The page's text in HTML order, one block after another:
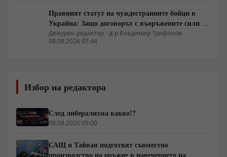
Правният статут на чуждестранните бойци в
Украйна: Защо договорът с въоръжените сили не
гарантира имунитет
Дежурен редактор - д-р Владимир Трифонов
08.08.2026 07:44
Избор на редактора
След либерализма какво!?
08.08.2026 09:00
САЩ и Тайван подготвят съвместно
производство на оръжие в навечерието на